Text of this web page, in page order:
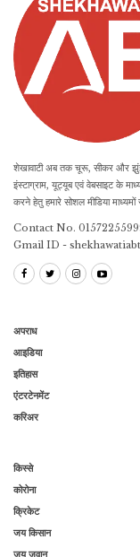
शेखावाटी अब तक चूरू, सीकर और
इंस्टाग्राम, यूट्यूब एवं वेबसाइट के
करने हेतु हमारे सोशल मीडिया
Contact No.
Gmail ID -
अपराध
आइडिया
इतिहास
एंटरटेनमेंट
करिअर
किस्से
कोरोना
क्रिकेट
जय किसान
जय जवान